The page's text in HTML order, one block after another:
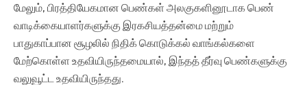
மேலும், பிரத்தியேகமான பெண்கள் அலகுகளினூடாக பெண்
வாடிக்கையாளர்களுக்கு இரகசியத்தன்மை மற்றும்
பாதுகாப்பான சூழலில் நிதிக் கொடுக்கல் வாங்கல்களை
மேற்கொள்ள உதவியிருந்தமையால், இந்தத் தீர்வு பெண்களுக்கு
வலுவூட்ட உதவியிருந்தது.